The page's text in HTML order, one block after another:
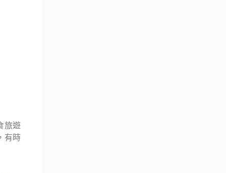
旅遊
有時